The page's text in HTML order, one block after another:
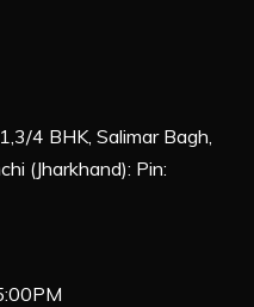
4 BHK, Salimar Bagh,
(Jharkhand): Pin: